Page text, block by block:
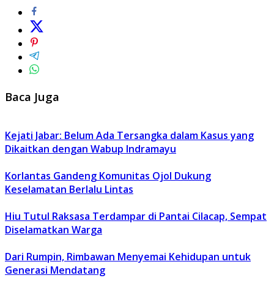
Baca Juga
Kejati Jabar: Belum Ada Tersangka dalam Kasus yang
Dikaitkan dengan Wabup Indramayu
Korlantas Gandeng Komunitas Ojol Dukung
Keselamatan Berlalu Lintas
Hiu Tutul Raksasa Terdampar di Pantai Cilacap, Sempat
Diselamatkan Warga
Dari Rumpin, Rimbawan Menyemai Kehidupan untuk
Generasi Mendatang